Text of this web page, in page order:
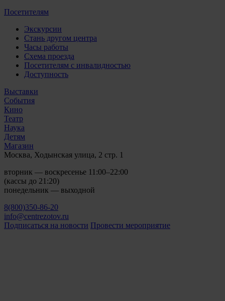
Посетителям
Экскурсии
Стань другом центра
Часы работы
Схема проезда
Посетителям с инвалидностью
Доступность
Выставки
События
Кино
Театр
Наука
Детям
Магазин
Москва, Ходынская улица, 2 стр. 1
вторник — воскресенье 11:00–22:00
(кассы до 21:20)
понедельник — выходной
8(800)350-86-20
info@centrezotov.ru
Подписаться на новости Провести мероприятие